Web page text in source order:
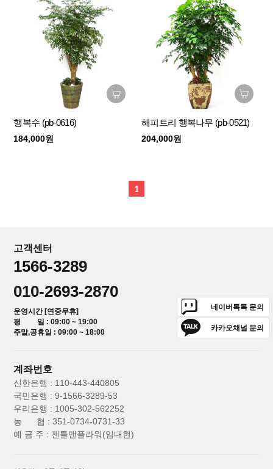
행복수 (pb-0616)
184,000원
해피트리 행복나무 (pb-0521)
204,000원
1
고객센터
1566-3289
010-2693-2870
운영시간 [연중무휴]
평 일 : 09:00 ~ 19:00
주말,공휴일 : 09:00 ~ 18:00
네이버톡톡 문의
카카오채널 문의
계좌번호
신한은행 : 110-443-440805
국민은행 : 9-1566-3289-53
우리은행 : 1005-302-562252
농 협 : 351-0734-0731-33
예 금 주 : 젠틀맨플라워(임대현)